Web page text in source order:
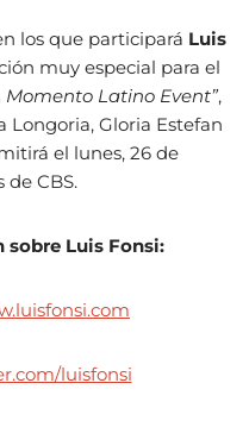
los que participará Luis
muy especial para el
Momento Latino Event”,
Longoria, Gloria Estefan
el lunes, 26 de
de CBS.
sobre Luis Fonsi:
luisfonsi